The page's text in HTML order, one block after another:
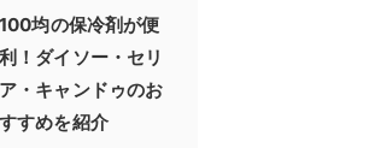
100均の保冷剤が便
利！ダイソー・セリ
ア・キャンドゥのお
すすめを紹介